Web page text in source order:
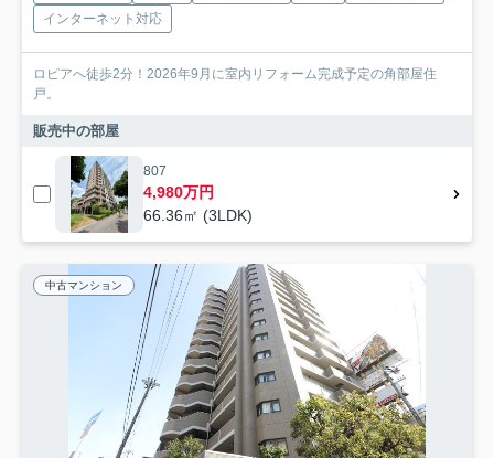
インターネット対応
ロピアへ徒歩2分！2026年9月に室内リフォーム完成予定の角部屋住
戸。
販売中の部屋
807
4,980万円
66.36㎡ (3LDK)
中古マンション